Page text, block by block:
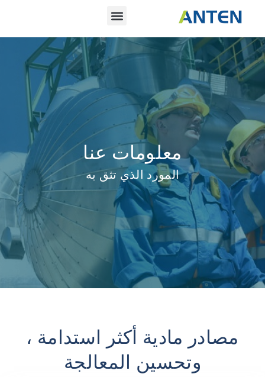
معلومات عنا
المورد الذي تثق به
مصادر مادية أكثر استدامة ،
وتحسين المعالجة